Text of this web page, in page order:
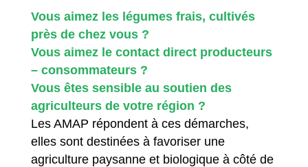
Vous aimez les légumes frais, cultivés
près de chez vous ?
Vous aimez le contact direct producteurs
– consommateurs ?
Vous êtes sensible au soutien des
agriculteurs de votre région ?
Les AMAP répondent à ces démarches,
elles sont destinées à favoriser une
agriculture paysanne et biologique à côté de